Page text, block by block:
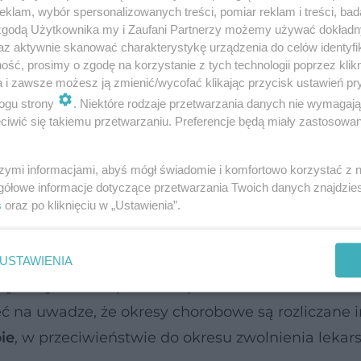
opłacającego składki, jeśli różni się od
m.in. w przypadku kwarantanny,
lub ojcowskiego.
i obowiązki pracownika
urlop”i należy z niego korzystać
urlop od razu po zakończeniu
na uwadze, że okresy chorobowe są rozliczane
, w przeciwieństwie do okresu zwolnienia
wybór spersonalizowanych treści, pomiar reklam i treści,
Użytkownika my i Zaufani Partnerzy możemy używać
aktywnie skanować charakterystykę urządzenia do celów
prosimy o zgodę na korzystanie z tych technologii poprzez
i zawsze możesz ją zmienić/wycofać klikając przycisk ustawień
strony
. Niektóre rodzaje przetwarzania danych nie
się takiemu przetwarzaniu. Preferencje będą miały
informacjami, abyś mógł świadomie i komfortowo korzystać z
informacje dotyczące przetwarzania Twoich danych
oraz po kliknięciu w „Ustawienia”.
USTAWIENIA